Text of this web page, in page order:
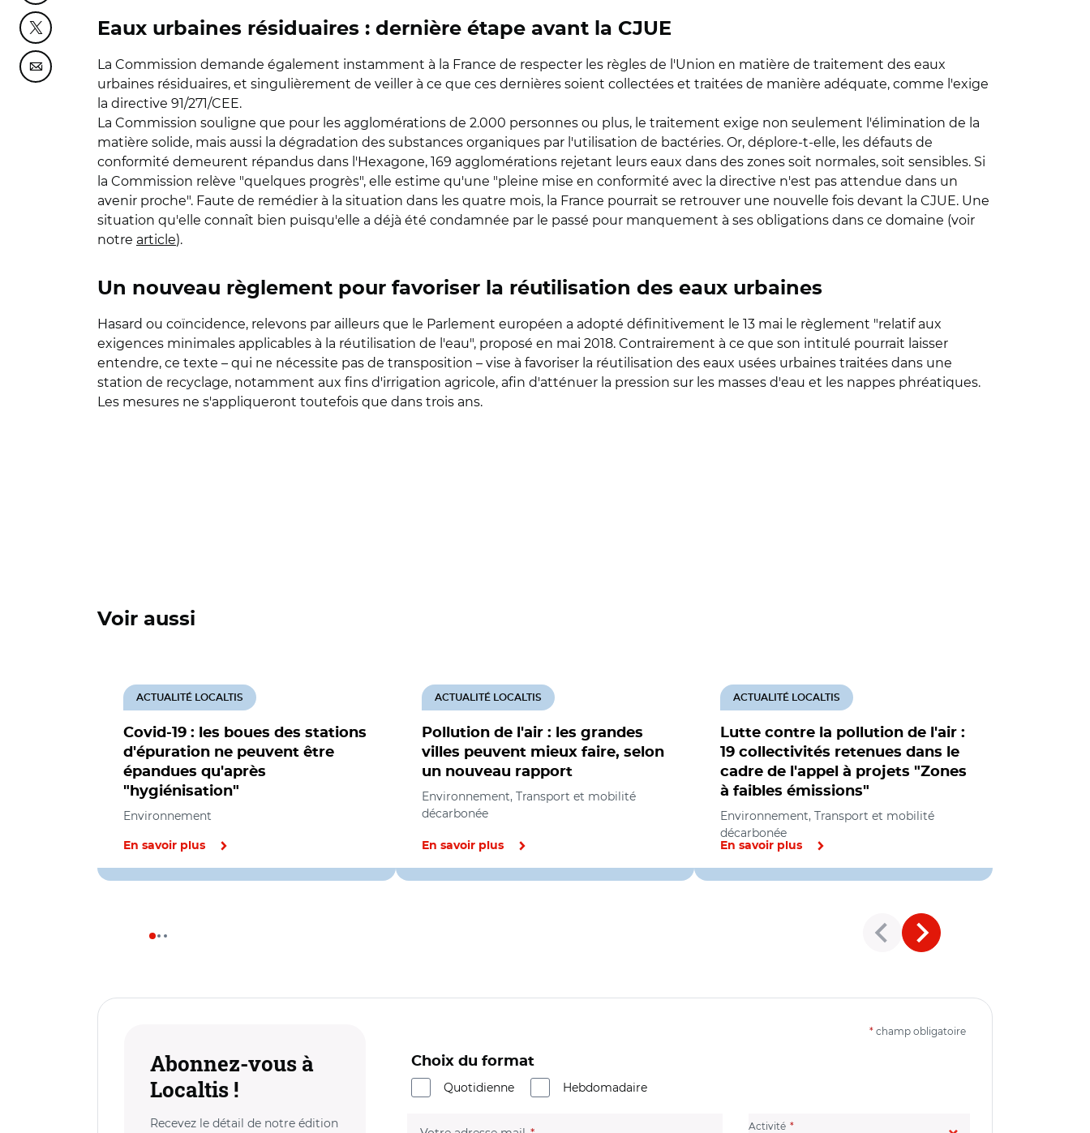
Partager cette page sur Twitter
Partager cette page sur Courriel
Eaux urbaines résiduaires : dernière étape avant la CJUE
La Commission demande également instamment à la France de respecter les règles de l'Union en matière de traitement des eaux
urbaines résiduaires, et singulièrement de veiller à ce que ces dernières soient collectées et traitées de manière adéquate, comme l'exige
la directive 91/271/CEE.
La Commission souligne que pour les agglomérations de 2.000 personnes ou plus, le traitement exige non seulement l'élimination de la
matière solide, mais aussi la dégradation des substances organiques par l'utilisation de bactéries. Or, déplore-t-elle, les défauts de
conformité demeurent répandus dans l'Hexagone, 169 agglomérations rejetant leurs eaux dans des zones soit normales, soit sensibles. Si
la Commission relève "quelques progrès", elle estime qu'une "pleine mise en conformité avec la directive n'est pas attendue dans un
avenir proche". Faute de remédier à la situation dans les quatre mois, la France pourrait se retrouver une nouvelle fois devant la CJUE. Une
situation qu'elle connaît bien puisqu'elle a déjà été condamnée par le passé pour manquement à ses obligations dans ce domaine (voir
notre article).
Un nouveau règlement pour favoriser la réutilisation des eaux urbaines
Hasard ou coïncidence, relevons par ailleurs que le Parlement européen a adopté définitivement le 13 mai le règlement "relatif aux
exigences minimales applicables à la réutilisation de l'eau", proposé en mai 2018. Contrairement à ce que son intitulé pourrait laisser
entendre, ce texte – qui ne nécessite pas de transposition – vise à favoriser la réutilisation des eaux usées urbaines traitées dans une
station de recyclage, notamment aux fins d'irrigation agricole, afin d'atténuer la pression sur les masses d'eau et les nappes phréatiques.
Les mesures ne s'appliqueront toutefois que dans trois ans.
Voir aussi
Covid-19 : les boues des stations
d'épuration ne peuvent être
épandues qu'après
"hygiénisation"
ACTUALITÉ LOCALTIS
Environnement
En savoir plus
Pollution de l'air : les grandes
villes peuvent mieux faire, selon
un nouveau rapport
ACTUALITÉ LOCALTIS
Environnement, Transport et mobilité
décarbonée
En savoir plus
Lutte contre la pollution de l'air :
19 collectivités retenues dans le
cadre de l'appel à projets "Zones
à faibles émissions"
ACTUALITÉ LOCALTIS
Environnement, Transport et mobilité
décarbonée
En savoir plus
Abonnez-vous à
Localtis !
Recevez le détail de notre édition
* champ obligatoire
Choix du format
Quotidienne
Hebdomadaire
Activité (champ obligatoire)